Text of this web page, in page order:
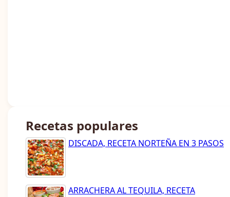
Recetas populares
DISCADA, RECETA NORTEÑA EN 3 PASOS
ARRACHERA AL TEQUILA, RECETA